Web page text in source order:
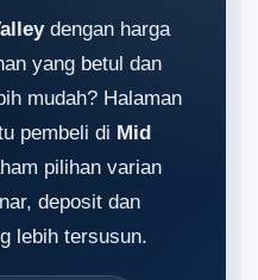
dengan harga
yang betul dan
mudah? Halaman
pembeli di Mid
pilihan varian
deposit dan
lebih tersusun.